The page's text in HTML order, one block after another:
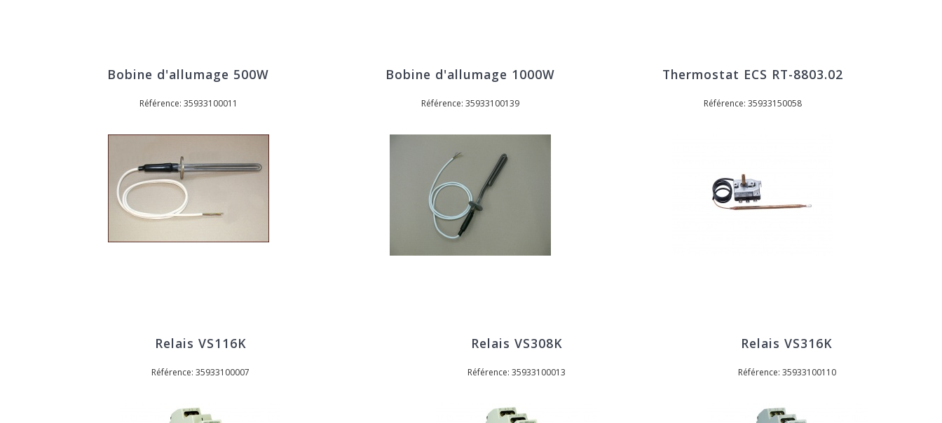
Bobine d'allumage 500W
Référence: 35933100011
Bobine d'allumage 1000W
Référence: 35933100139
Thermostat ECS RT-8803.02
Référence: 35933150058
Relais VS116K
Référence: 35933100007
Relais VS308K
Référence: 35933100013
Relais VS316K
Référence: 35933100110